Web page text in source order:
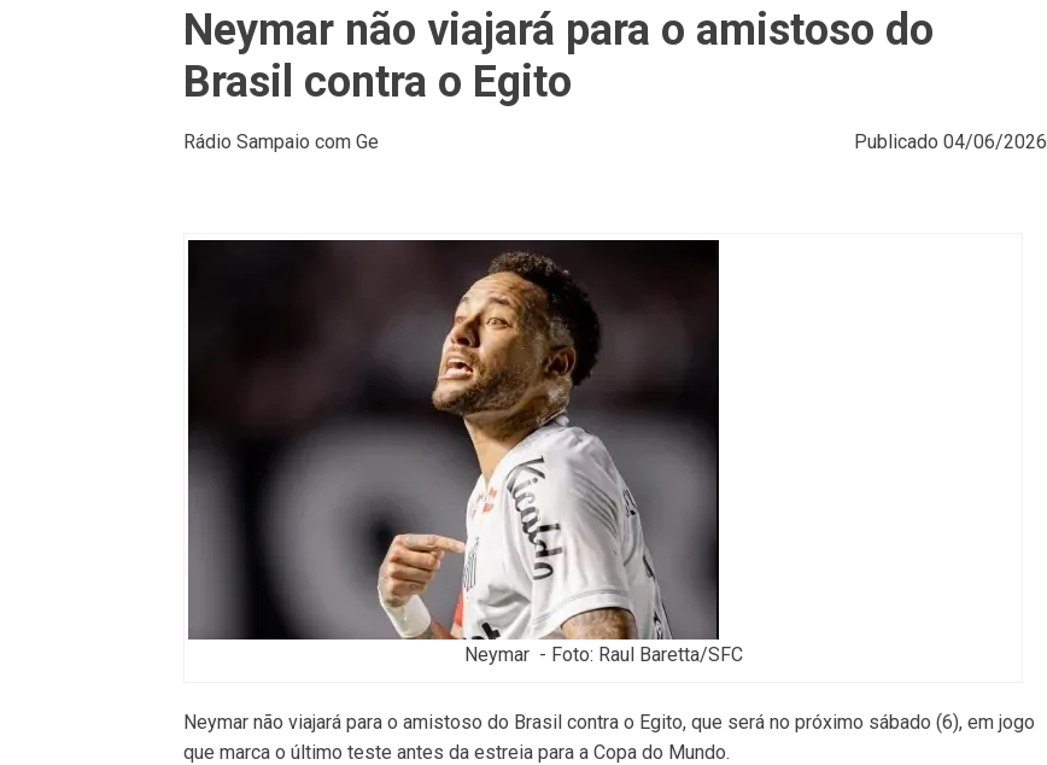
Neymar não viajará para o amistoso do
Brasil contra o Egito
Rádio Sampaio com Ge Publicado 04/06/2026
Neymar - Foto: Raul Baretta/SFC
Neymar não viajará para o amistoso do Brasil contra o Egito, que será no próximo sábado (6), em jogo
que marca o último teste antes da estreia para a Copa do Mundo.